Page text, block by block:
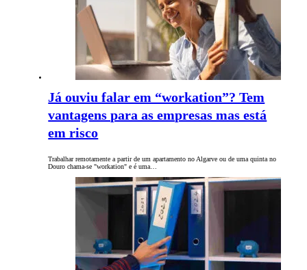
Já ouviu falar em “workation”? Tem
vantagens para as empresas mas está
em risco
Trabalhar remotamente a partir de um apartamento no Algarve ou de uma quinta no
Douro chama-se "workation" e é uma…